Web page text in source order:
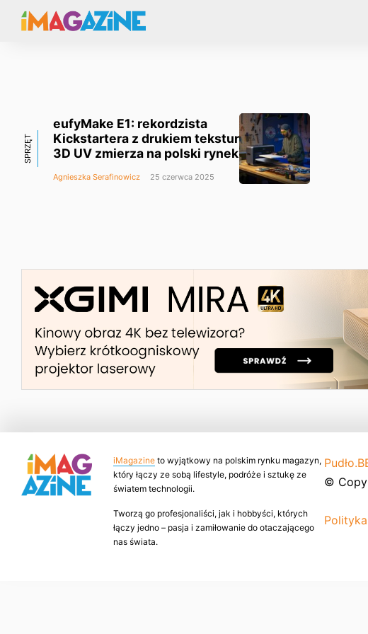
SPRZĘT
eufyMake E1: rekordzista
Kickstartera z drukiem tekstur
3D UV zmierza na polski rynek
Agnieszka Serafinowicz 25 czerwca 2025
iMagazine to wyjątkowy na polskim rynku magazyn,
który łączy ze sobą lifestyle, podróże i sztukę ze
światem technologii.
Tworzą go profesjonaliści, jak i hobbyści, których
łączy jedno – pasja i zamiłowanie do otaczającego
nas świata.
©